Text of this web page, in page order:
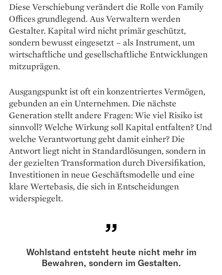
Diese Verschiebung verändert die Rolle von Family
Offices grundlegend. Aus Verwaltern werden
Gestalter. Kapital wird nicht primär geschützt,
sondern bewusst eingesetzt – als Instrument, um
wirtschaftliche und gesellschaftliche Entwicklungen
mitzuprägen.
Ausgangspunkt ist oft ein konzentriertes Vermögen,
gebunden an ein Unternehmen. Die nächste
Generation stellt andere Fragen: Wie viel Risiko ist
sinnvoll? Welche Wirkung soll Kapital entfalten? Und
welche Verantwortung geht damit einher? Die
Antwort liegt nicht in Standardlösungen, sondern in
der gezielten Transformation durch Diversifikation,
Investitionen in neue Geschäftsmodelle und eine
klare Wertebasis, die sich in Entscheidungen
widerspiegelt.
Wohlstand entsteht heute nicht mehr im
Bewahren, sondern im Gestalten.